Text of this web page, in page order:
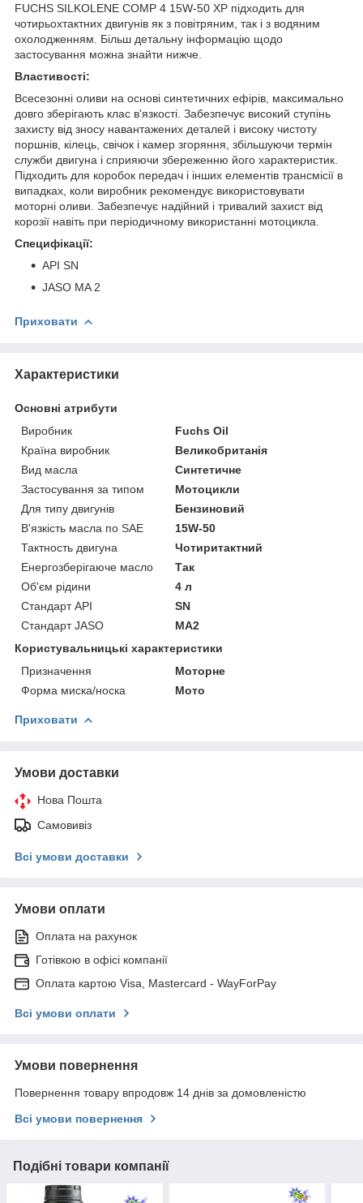
FUCHS SILKOLENE COMP 4 15W-50 XP підходить для
чотирьохтактних двигунів як з повітряним, так і з водяним
охолодженням. Більш детальну інформацію щодо
застосування можна знайти нижче.
Властивості:
Всесезонні оливи на основі синтетичних ефірів, максимально
довго зберігають клас в'язкості. Забезпечує високий ступінь
захисту від зносу навантажених деталей і високу чистоту
поршнів, кілець, свічок і камер згоряння, збільшуючи термін
служби двигуна і сприяючи збереженню його характеристик.
Підходить для коробок передач і інших елементів трансмісії в
випадках, коли виробник рекомендує використовувати
моторні оливи. Забезпечує надійний і тривалий захист від
корозії навіть при періодичному використанні мотоцикла.
Специфікації:
API SN
JASO MA 2
Приховати
Характеристики
Основні атрибути
Виробник
Fuchs Oil
Країна виробник
Великобританія
Вид масла
Синтетичне
Застосування за типом
Мотоцикли
Для типу двигунів
Бензиновий
В'язкість масла по SAE
15W-50
Тактность двигуна
Чотиритактний
Енергозберігаюче масло
Так
Об'єм рідини
4 л
Стандарт API
SN
Стандарт JASO
MA2
Користувальницькі характеристики
Призначення
Моторне
Форма миска/носка
Мото
Приховати
Умови доставки
Нова Пошта
Самовивіз
Всі умови доставки
Умови оплати
Оплата на рахунок
Готівкою в офісі компанії
Оплата картою Visa, Mastercard - WayForPay
Всі умови оплати
Умови повернення
Повернення товару впродовж 14 днів за домовленістю
Всі умови повернення
Подібні товари компанії